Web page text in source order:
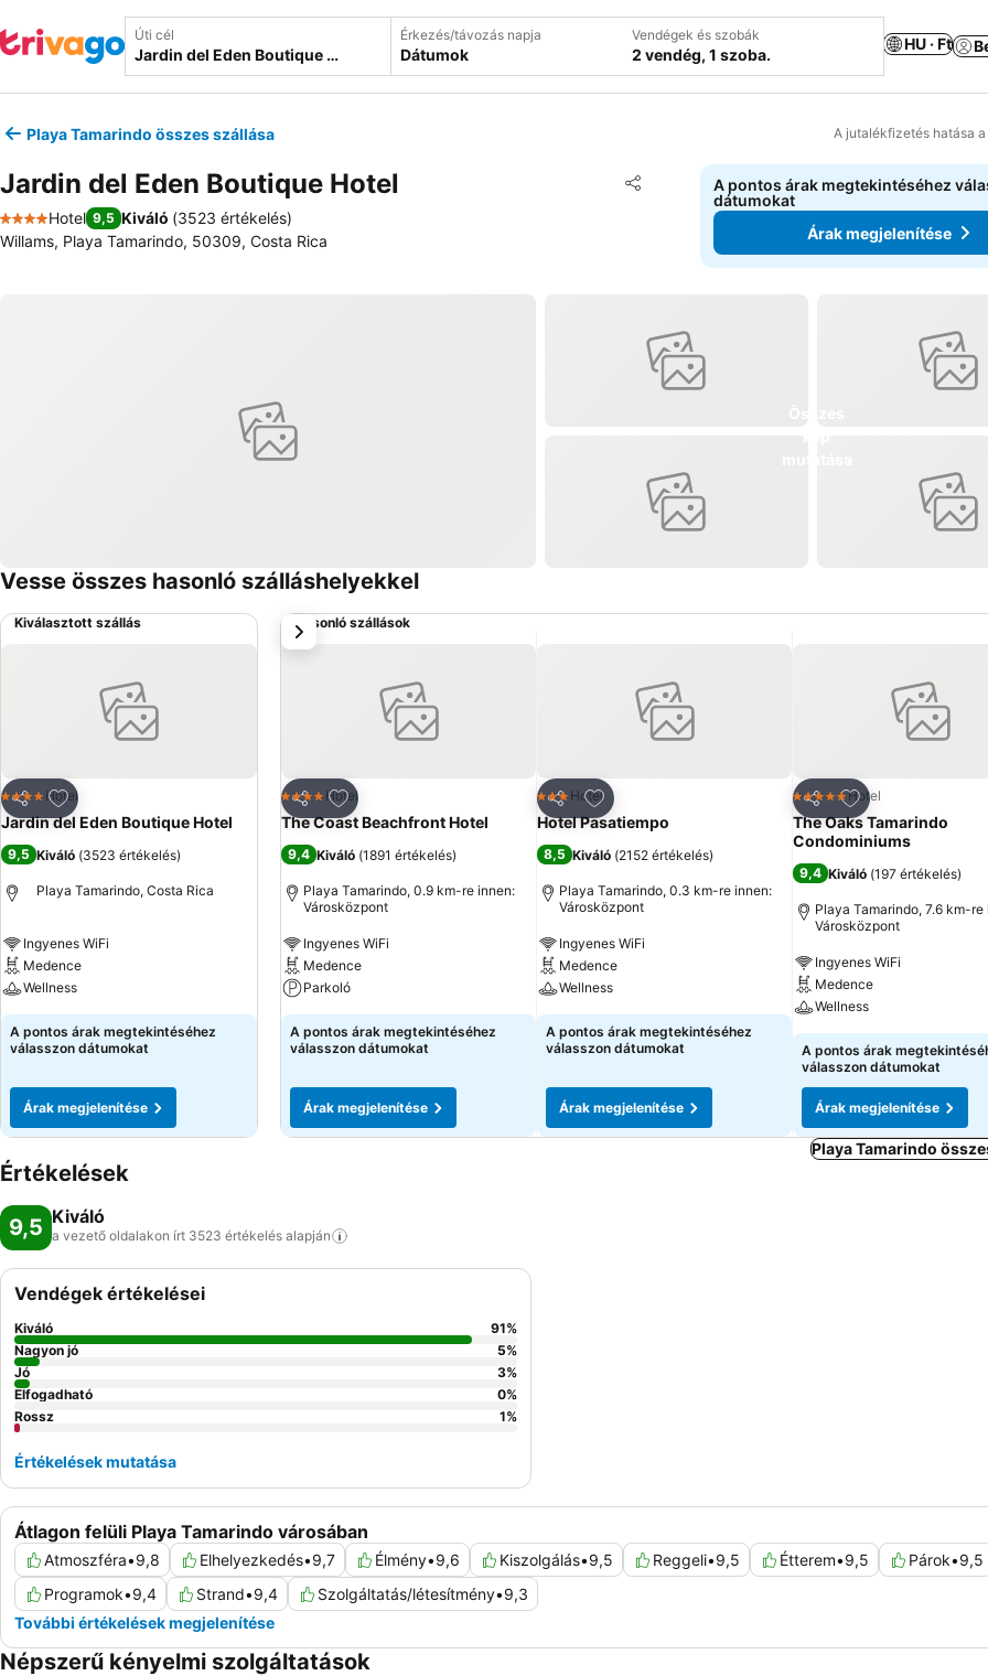
Úti cél Érkezés/távozás napja
Dátumok
Vendégek és szobák
2 vendég, 1 szoba.
HU · Ft
Playa Tamarindo összes szállása A jutalékfizetés hatása
Jardin del Eden Boutique Hotel Megosztás
Hozzáadás a kedvencekhez
4 Kategória
Hotel 9,5 Kiváló (3523 értékelés)
Willams, Playa Tamarindo, 50309, Costa Rica
A pontos árak megtekintéséhez
dátumokat
Árak megjelenítése
Vesse összes hasonló szálláshelyekkel
Kiválasztott szállás
Megosztás
Hozzáadás a kedvencekhez
4 Kategória
Hotel
Jardin del Eden Boutique Hotel
9,5 Kiváló (3523 értékelés)
Playa Tamarindo, Costa Rica
Ingyenes WiFi
Medence
Wellness
A pontos árak megtekintéséhez
válasszon dátumokat
Árak megjelenítése
Hasonló szállások
Megosztás
Hozzáadás a kedvencekhez
4 Kategória
Hotel
The Coast Beachfront Hotel
9,4 Kiváló (1891 értékelés)
Playa Tamarindo, 0.9 km-re innen:
Városközpont
Ingyenes WiFi
Medence
Parkoló
A pontos árak megtekintéséhez
válasszon dátumokat
Árak megjelenítése
Megosztás
Hozzáadás a kedvencekhez
3 Kategória
Hotel
Hotel Pasatiempo
8,5 Kiváló (2152 értékelés)
Playa Tamarindo, 0.3 km-re innen:
Városközpont
Ingyenes WiFi
Medence
Wellness
A pontos árak megtekintéséhez
válasszon dátumokat
Árak megjelenítése
Megosztás
Hozzáadás a
5 KategóriaHotel
The Oaks Tamarindo
Condominiums
9,4 Kiváló (197 értékelés)
Playa Tamarindo, 7.6 km-re
Városközpont
Ingyenes WiFi
Medence
Wellness
A pontos árak
válasszon dátumokat
Árak megjelenítése
következő
Playa Tamarindo
Értékelések
9,5 Kiváló
a vezető oldalakon írt 3523 értékelés alapján
Átlagon felüli Playa Tamarindo városában
Atmoszféra•9,8 Elhelyezkedés•9,7 Élmény•9,6 Kiszolgálás•9,5 Reggeli•9,5 Étterem•9,5 Párok•9,5
Programok•9,4 Strand•9,4 Szolgáltatás/létesítmény•9,3
További értékelések megjelenítése
Vendégek értékelései
Kiváló 91%
Nagyon jó
5%
Jó
3%
Elfogadható
0%
Rossz
1%
Értékelések mutatása
Népszerű kényelmi szolgáltatások